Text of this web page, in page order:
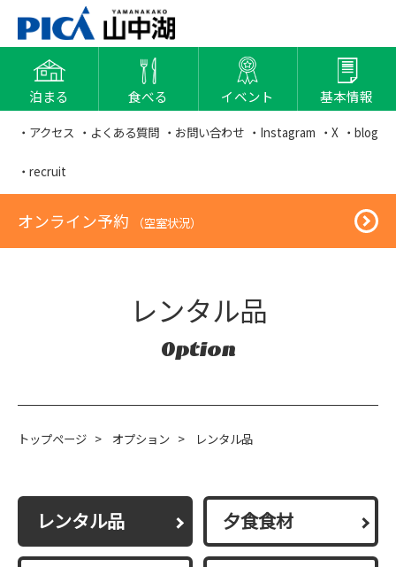
泊まる 食べる イベント 基本情報
・アクセス ・よくある質問 ・お問い合わせ ・Instagram ・X ・blog
・recruit
オンライン予約 （空室状況）
レンタル品
Option
トップページ > オプション > レンタル品
レンタル品 夕食食材